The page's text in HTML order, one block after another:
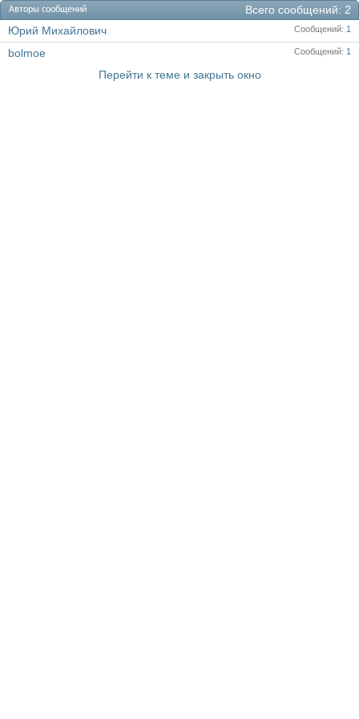
Всего сообщений 2
Авторы сообщений
Сообщений 1
Юрий Михайлович
Сообщений 1
bolmoe
Перейти к теме и закрыть окно